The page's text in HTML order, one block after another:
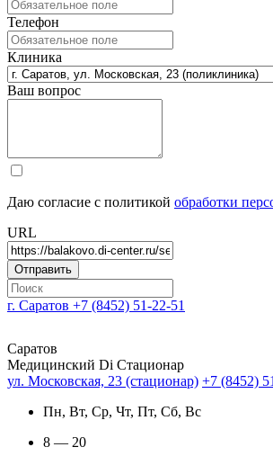
Телефон
Клиника
Ваш вопрос
Даю согласие с политикой обработки
URL
г. Саратов +7 (8452) 51-22-51
Саратов
Медицинский Di Стационар
ул. Московская, 23 (стационар) +7 (8452)
Пн, Вт, Ср, Чт, Пт, Сб, Вс
8 — 20